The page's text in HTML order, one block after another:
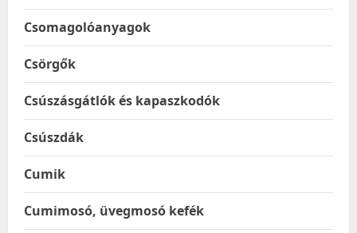
Csomagolóanyagok
Csörgők
Csúszásgátlók és kapaszkodók
Csúszdák
Cumik
Cumimosó, üvegmosó kefék